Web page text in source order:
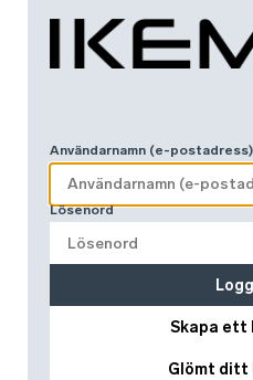
Användarnamn (e-postadress)
Lösenord
Skapa ett
Glömt ditt